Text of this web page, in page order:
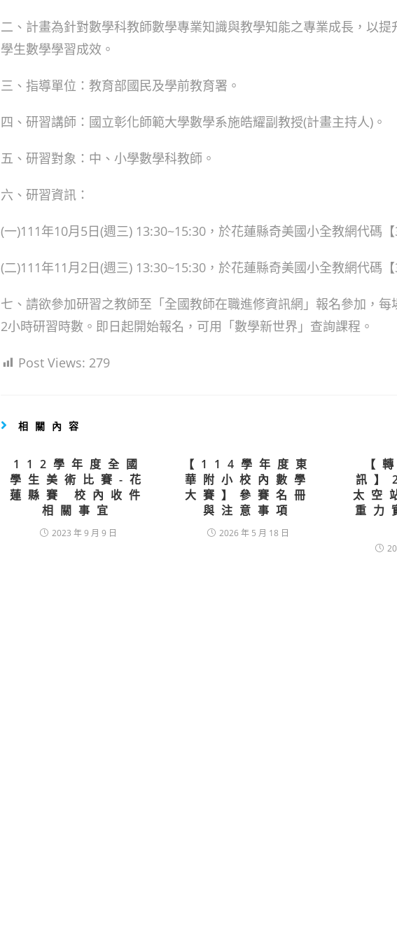
二、計畫為針對數學科教師數學專業知識與教學知能之專業成長，以提
學生數學學習成效。
三、指導單位：教育部國民及學前教育署。
四、研習講師：國立彰化師範大學數學系施皓耀副教授(計畫主持人)。
五、研習對象：中、小學數學科教師。
六、研習資訊：
(一)111年10月5日(週三) 13:30~15:30，於花蓮縣奇美國小全教網代碼【
(二)111年11月2日(週三) 13:30~15:30，於花蓮縣奇美國小全教網代碼【
七、請欲參加研習之教師至「全國教師在職進修資訊網」報名參加，每
2小時研習時數。即日起開始報名，可用「數學新世界」查詢課程。
Post Views: 279
相關內容
112學年度全國
學生美術比賽-花
蓮縣賽 校內收件
相關事宜
2023 年 9 月 9 日
【114學年度東
華附小校內數學
大賽】參賽名冊
與注意事項
2026 年 5 月 18 日
【
訊
太空
重力